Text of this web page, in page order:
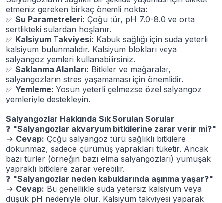
etmeniz gereken birkaç önemli nokta:
✅ Su Parametreleri: Çoğu tür, pH 7.0-8.0 ve orta
sertlikteki sulardan hoşlanır.
✅ Kalsiyum Takviyesi: Kabuk sağlığı için suda yeterli
kalsiyum bulunmalıdır. Kalsiyum blokları veya
salyangoz yemleri kullanabilirsiniz.
✅ Saklanma Alanları: Bitkiler ve mağaralar,
salyangozların stres yaşamaması için önemlidir.
✅ Yemleme: Yosun yeterli gelmezse özel salyangoz
yemleriyle destekleyin.
Salyangozlar Hakkında Sık Sorulan Sorular
❓ "Salyangozlar akvaryum bitkilerine zarar verir mi?"
→ Cevap: Çoğu salyangoz türü sağlıklı bitkilere
dokunmaz, sadece çürümüş yaprakları tüketir. Ancak
bazı türler (örneğin bazı elma salyangozları) yumuşak
yapraklı bitkilere zarar verebilir.
❓ "Salyangozlar neden kabuklarında aşınma yaşar?"
→ Cevap: Bu genellikle suda yetersiz kalsiyum veya
düşük pH nedeniyle olur. Kalsiyum takviyesi yaparak